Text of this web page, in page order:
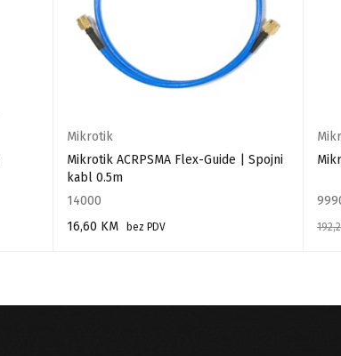
Mikrotik
Mikrotik ACRPSMA Flex-Guide | Spojni
kabl 0.5m
14000
16,60 KM
bez PDV